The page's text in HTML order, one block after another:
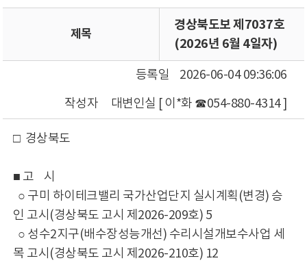
제목
경상북도보 제7037호
(2026년 6월 4일자)
등록일
2026-06-04 09:36:06
작성자
대변인실 [ 이*화 ☎054-880-4314 ]
□ 경상북도
■ 고 시
○ 구미 하이테크밸리 국가산업단지 실시계획(변경) 승
인 고시(경상북도 고시 제2026-209호) 5
○ 성수2지구(배수장성능개선) 수리시설개보수사업 세
목 고시(경상북도 고시 제2026-210호) 12